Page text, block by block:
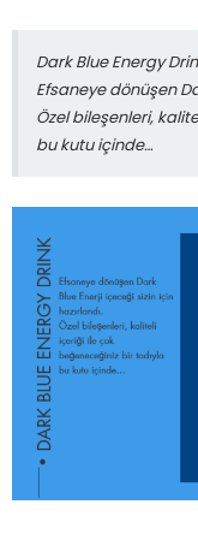
Dark Blue Energy
Efsaneye dönüşen
Özel bileşenleri,
bu kutu içinde…